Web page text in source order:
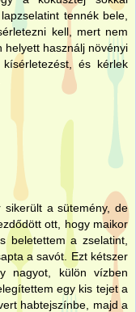
tennék bele,
kell, mert nem
helyett használj növényi
és kérlek
a sütemény, de
ott, hogy maikor
beletettem a zselatint,
a savót. Ezt kétszer
nagyot, külön vízben
egy kis tejet a
habtejszínbe, majd a